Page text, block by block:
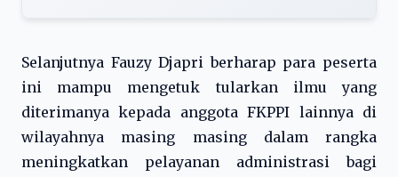
Selanjutnya Fauzy Djapri berharap para peserta
ini mampu mengetuk tularkan ilmu yang
diterimanya kepada anggota FKPPI lainnya di
wilayahnya masing masing dalam rangka
meningkatkan pelayanan administrasi bagi